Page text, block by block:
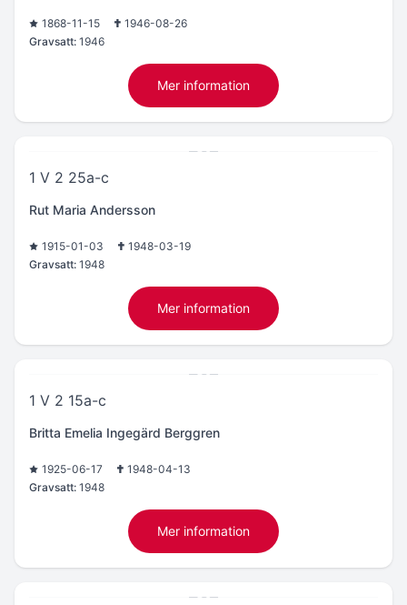
1868-11-15
1946-08-26
Gravsatt: 1946
Mer information
1 V 2 25a-c
Rut Maria Andersson
1915-01-03
1948-03-19
Gravsatt: 1948
Mer information
1 V 2 15a-c
Britta Emelia Ingegärd Berggren
1925-06-17
1948-04-13
Gravsatt: 1948
Mer information